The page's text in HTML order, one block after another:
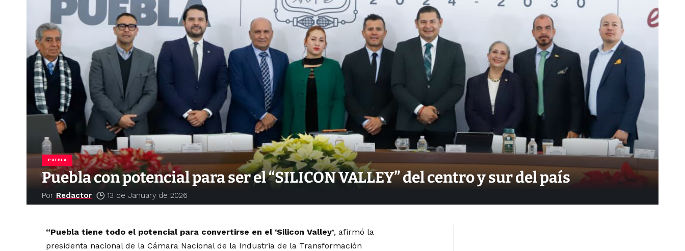
PUEBLA
Puebla con potencial para ser el “SILICON VALLEY” del centro y sur del país
Por Redactor 13 de January de 2026
“Puebla tiene todo el potencial para convertirse en el ‘Silicon Valley’, afirmó la
presidenta nacional de la Cámara Nacional de la Industria de la Transformación